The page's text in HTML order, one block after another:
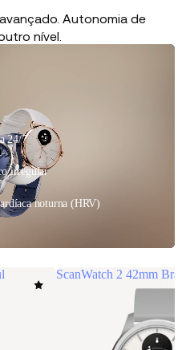
Autonomia de
nível.
24/7
irregular
noturna (HRV)
ScanWatch 2 42mm